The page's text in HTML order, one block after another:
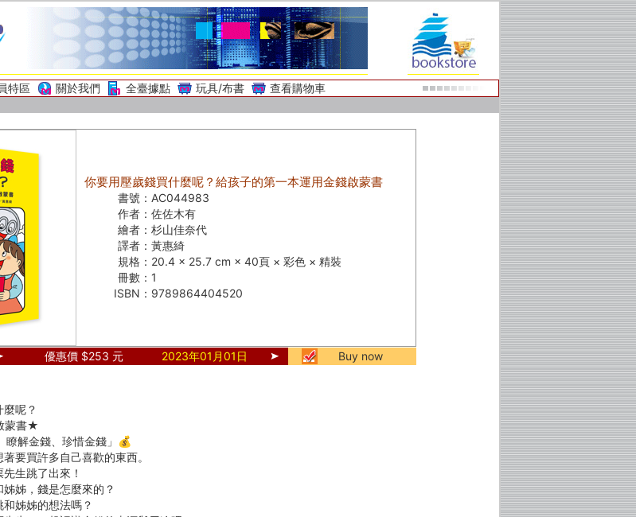
特區 關於我們 全臺據點 玩具/布書 查看購物車
你要用壓歲錢買什麼呢？給孩子的第一本運用金錢啟蒙書
書號： AC044983
作者： 佐佐木有
繪者： 杉山佳奈代
譯者： 黃惠綺
規格： 20.4 × 25.7 cm × 40頁 × 彩色 × 精裝
冊數： 1
ISBN： 9789864404520
優惠價 $253 元 2023年01月01日 Buy now
呢？
蒙書★
瞭解金錢、珍惜金錢」💰
要買許多自己喜歡的東西。
生跳了出來！
姊，錢是怎麼來的？
姊姊的想法嗎？